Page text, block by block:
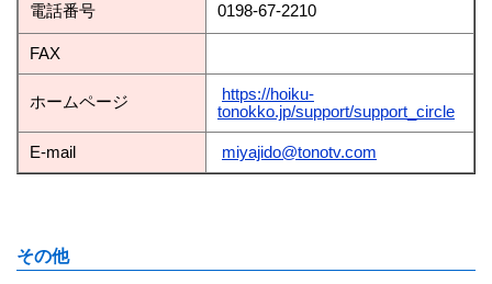
電話番号 0198-67-2210
FAX
ホームページ
https://hoiku-
tonokko.jp/support/support_circle
E-mail miyajido@tonotv.com
その他